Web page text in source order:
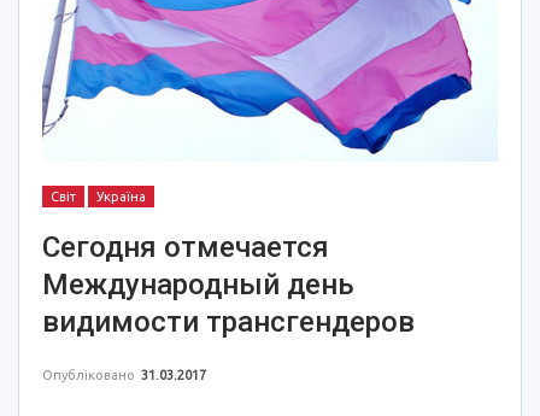
Світ Україна
Сегодня отмечается
Международный день
видимости трансгендеров
Опубліковано 31.03.2017